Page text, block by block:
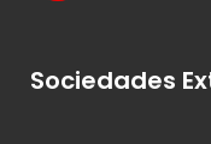
Sociedades